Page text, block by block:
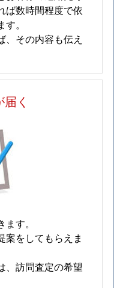
ば数時間程度で依
。
、その内容も伝え
く
す。
案をしてもらえま
、訪問査定の希望